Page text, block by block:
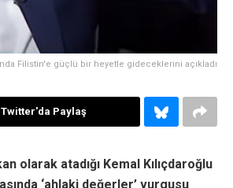
Filistin'e güçlü bir heyetle gideceklerini açıkladı
Twitter'da Paylaş
olarak atadığı Kemal Kılıçdaroğlu
‘ahlaki değerler’ vurgusu